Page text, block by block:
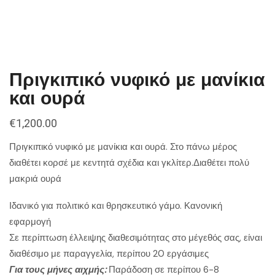
Πριγκιπικό νυφικό με μανίκια
και ουρά
€1,200.00
Πριγκιπικό νυφικό με μανίκια και ουρά. Στο πάνω μέρος
διαθέτει κορσέ με κεντητά σχέδια και γκλίτερ.Διαθέτει πολύ
μακριά ουρά
Ιδανικό για πολιτικό και θρησκευτικό γάμο. Κανονική
εφαρμογή
Σε περίπτωση έλλειψης διαθεσιμότητας στο μέγεθός σας, είναι
διαθέσιμο με παραγγελία, περίπου 20 εργάσιμες
Για τους μήνες αιχμής:Παράδοση σε περίπου 6-8